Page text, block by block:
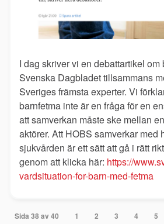
I dag skriver vi en debattartikel om
Svenska Dagbladet tillsammans
Sveriges främsta experter. Vi
barnfetma inte är en fråga för en
att samverkan måste ske mellan
aktörer. Att HOBS samverkar med
sjukvården är ett sätt att gå i rätt
genom att klicka här: https://
vardsituation-for-barn-med-fetma
Sida 38 av 40 1 2 3 4 5